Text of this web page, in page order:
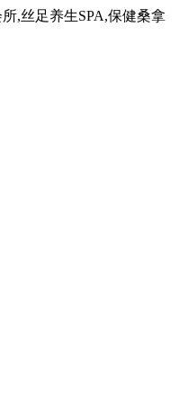
,丝足养生SPA,保健桑拿